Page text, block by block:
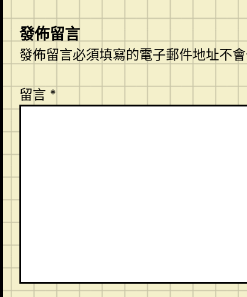
發佈留言
發佈留言必須填寫的電子郵件地址不會
留言 *